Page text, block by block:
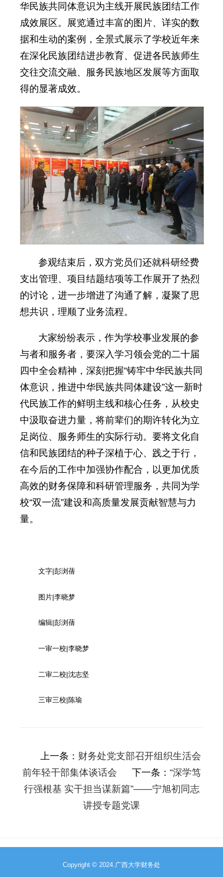
华民族共同体意识为主线开展民族团结工作
成效展区。展览通过丰富的图片、详实的数
据和生动的案例，全景式展示了学校近年来
在深化民族团结进步教育、促进各民族师生
交往交流交融、服务民族地区发展等方面取
得的显著成效。
参观结束后，双方党员们还就科研经费
支出管理、项目结题结项等工作展开了热烈
的讨论，进一步增进了沟通了解，凝聚了思
想共识，理顺了业务流程。
大家纷纷表示，作为学校事业发展的参
与者和服务者，要深入学习领会党的二十届
四中全会精神，深刻把握“铸牢中华民族共同
体意识，推进中华民族共同体建设”这一新时
代民族工作的鲜明主线和核心任务，从校史
中汲取奋进力量，将前辈们的期许转化为立
足岗位、服务师生的实际行动。要将文化自
信和民族团结的种子深植于心、践之于行，
在今后的工作中加强协作配合，以更加优质
高效的财务保障和科研管理服务，共同为学
校“双一流”建设和高质量发展贡献智慧与力
量。
文字|彭浏蒨
图片|李晓梦
编辑|彭浏蒨
一审一校|李晓梦
二审二校|沈志坚
三审三校|陈瑜
上一条： 财务处党支部召开组织生活会
前年轻干部集体谈话会 下一条： “深学笃
行强根基 实干担当谋新篇”——宁旭初同志
讲授专题党课
Copyright © 2024.广西大学财务处